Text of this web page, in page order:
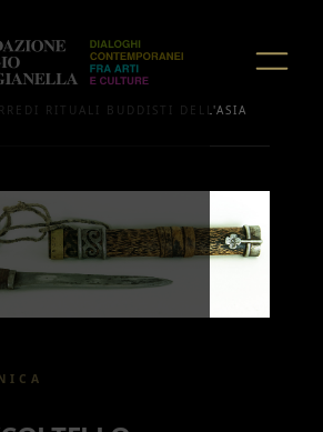
RITUALI BUDDISTI DELL'ASIA